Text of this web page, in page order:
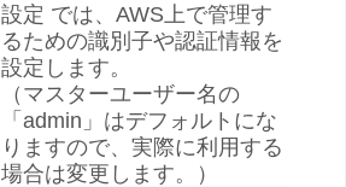
設定 では、AWS上で管理す
るための識別子や認証情報を
設定します。
（マスターユーザー名の
「admin」はデフォルトにな
りますので、実際に利用する
場合は変更します。）